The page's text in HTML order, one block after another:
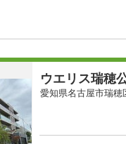
ウエリス瑞穂
愛知県名古屋市瑞穂